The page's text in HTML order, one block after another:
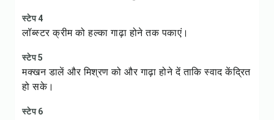
स्टेप 4
लॉब्स्टर क्रीम को हल्का गाढ़ा होने तक पकाएं।
स्टेप 5
मक्खन डालें और मिश्रण को और गाढ़ा होने दें ताकि स्वाद केंद्रित
हो सके।
स्टेप 6